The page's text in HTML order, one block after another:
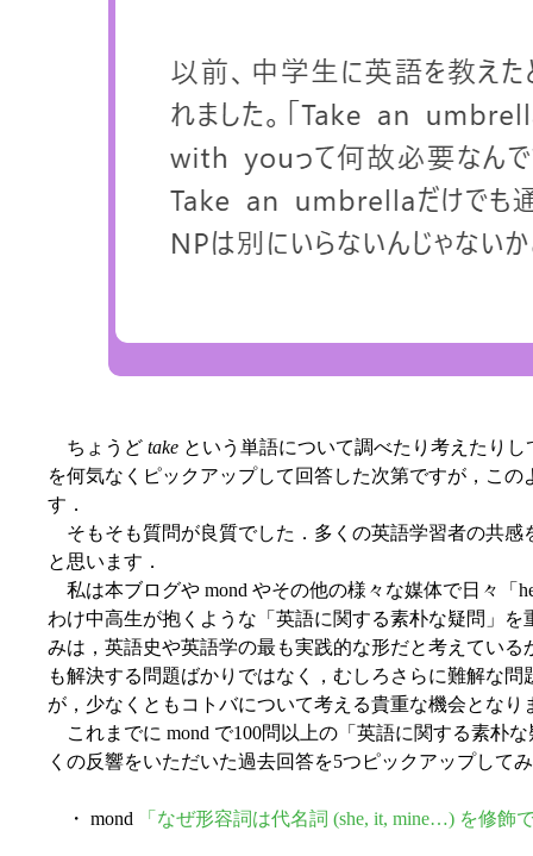
ちょうど take という単語について調べたり考えたり
を何気なくピックアップして回答した次第ですが，こ
す．
そもそも質問が良質でした．多くの英語学習者の共感
と思います．
私は本ブログや mond やその他の様々な媒体で日々「
わけ中高生が抱くような「英語に関する素朴な疑問」
みは，英語史や英語学の最も実践的な形だと考えてい
も解決する問題ばかりではなく，むしろさらに難解な
が，少なくともコトバについて考える貴重な機会となり
これまでに mond で100問以上の「英語に関する素朴
くの反響をいただいた過去回答を5つピックアップして
・ mond 「なぜ形容詞は代名詞 (she, it, mine…) を修飾